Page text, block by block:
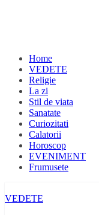
Home
VEDETE
Religie
La zi
Stil de viata
Sanatate
Curiozitati
Calatorii
Horoscop
EVENIMENT
Frumusete
VEDETE